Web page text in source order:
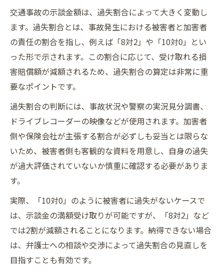
交通事故の示談金額は、過失割合によって大きく変動し
ます。過失割合とは、事故発生における被害者と加害者
の責任の割合を指し、例えば「8対2」や「10対0」とい
った形で示されます。この割合に応じて、受け取れる損
害賠償額が減額されるため、過失割合の算定は非常に重
要なポイントです。
過失割合の判断には、事故状況や警察の実況見分調書、
ドライブレコーダーの映像などが使用されます。加害者
側や保険会社が主張する割合が必ずしも妥当とは限らな
いため、被害者側も客観的な資料を用意し、自身の過失
が過大評価されていないか慎重に確認する必要がありま
す。
実際、「10対0」のように被害者に過失がないケースで
は、示談金の満額受け取りが可能ですが、「8対2」など
では2割が減額されることになります。納得できない場合
は、弁護士への相談や交渉によって過失割合の見直しを
目指すことも有効です。